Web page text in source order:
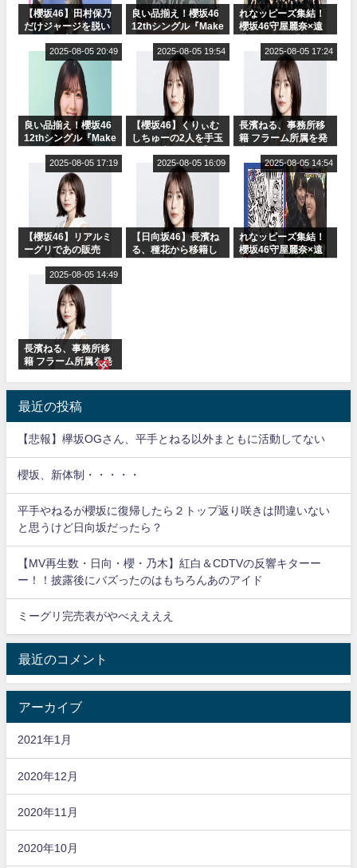
【櫻坂46】田村保乃
だけジャージを脱い
良い品揃え！櫻坂46
12thシングル『Make
ャルグッズ絶賛販売
れなッピーズ集結！
櫻坂46守屋麗奈×遠
ット！」水曜スタジ
オ出演決定
良い品揃え！櫻坂46
12thシングル『Make
ャルグッズ絶賛販売
2025-08-05 20:49
【櫻坂46】くりぃむ
しちゅーの2人を手玉
りぃむナンタラ】
2025-08-05 19:54
長濱ねる、事務所移
籍 フラーム所属を発
2025-08-05 17:24
【櫻坂46】リアルミ
ーグリであの販売
Break』オフィシャ
ルグッズ解禁
2025-08-05 17:19
【日向坂46】長濱ね
る、種花から移籍し
2025-08-05 16:09
れなッピーズ集結！
櫻坂46守屋麗奈×遠
2025-08-05 14:54
長濱ねる、事務所移
籍 フラーム所属を発
2025-08-05 14:49
最近の投稿
【悲報】欅坂OGさん、平手とねる以外まともに活動してない
櫻坂、新体制・・・・・
平手やねるが櫻坂に復帰したら２トップ返り咲きは間違いない
と思うけど日向坂だったら？
【MV再生数・日向・櫻・乃木】紅白＆CDTVの反響キターー
ー！！披露後にバズったのはもちろんあのアイド
ミーグリ完売表がやべええええ
最近のコメント
アーカイブ
2021年1月
2020年12月
2020年11月
2020年10月